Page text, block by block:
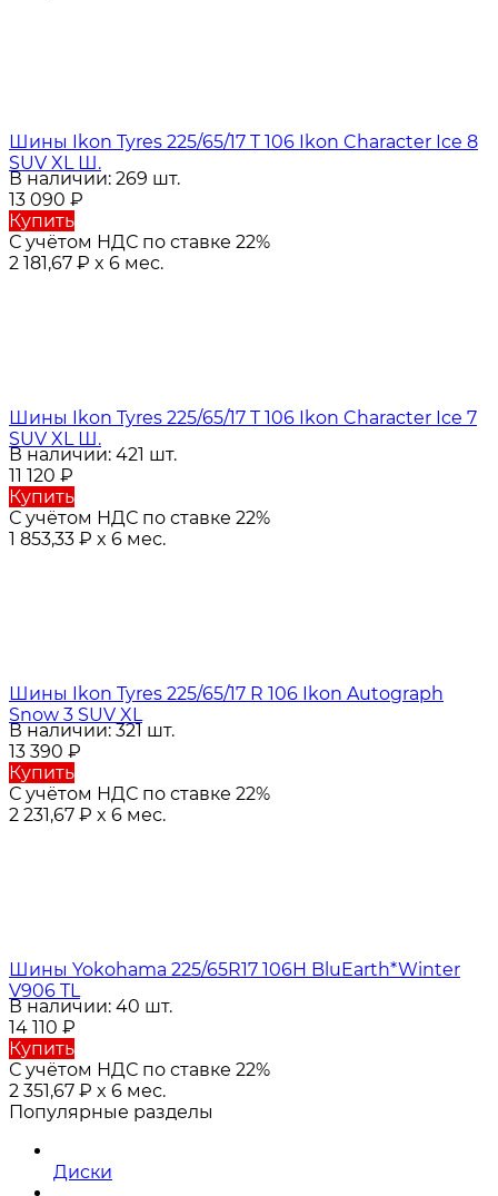
Шины Ikon Tyres 225/65/17 T 106 Ikon Character Ice 8
SUV XL Ш.
В наличии: 269 шт.
13 090 ₽
Купить
С учётом НДС по ставке 22%
2 181,67 ₽ x 6 мес.
Шины Ikon Tyres 225/65/17 T 106 Ikon Character Ice 7
SUV XL Ш.
В наличии: 421 шт.
11 120 ₽
Купить
С учётом НДС по ставке 22%
1 853,33 ₽ x 6 мес.
Шины Ikon Tyres 225/65/17 R 106 Ikon Autograph
Snow 3 SUV XL
В наличии: 321 шт.
13 390 ₽
Купить
С учётом НДС по ставке 22%
2 231,67 ₽ x 6 мес.
Шины Yokohama 225/65R17 106H BluEarth*Winter
V906 TL
В наличии: 40 шт.
14 110 ₽
Купить
С учётом НДС по ставке 22%
2 351,67 ₽ x 6 мес.
Популярные разделы
Диски